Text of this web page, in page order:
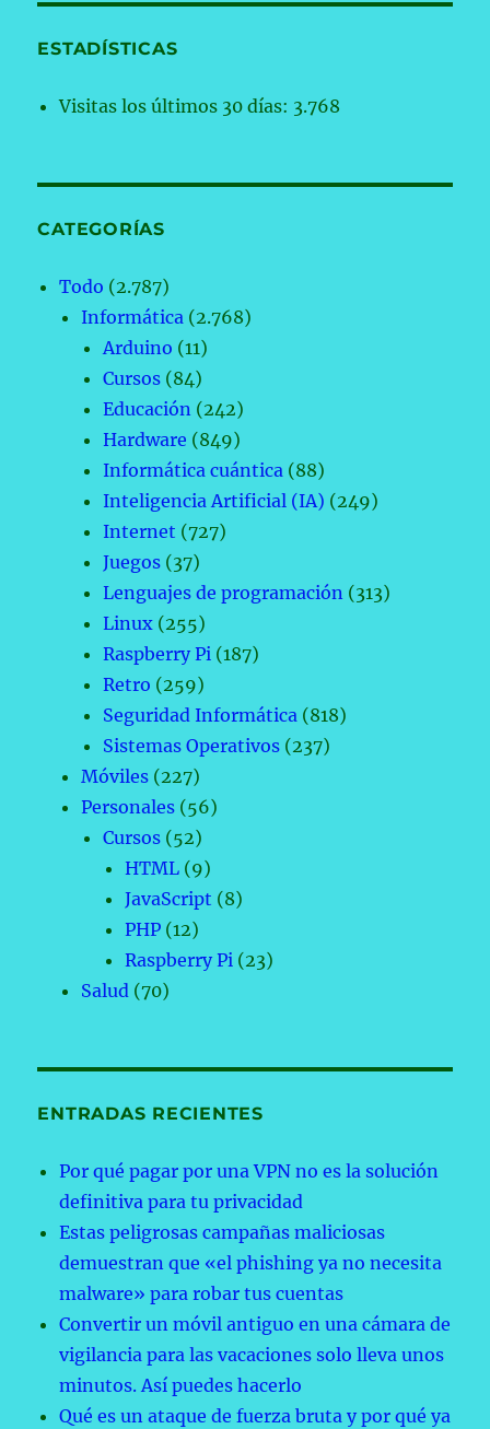
ESTADÍSTICAS
Visitas los últimos 30 días: 3.768
CATEGORÍAS
Todo (2.787)
Informática (2.768)
Arduino (11)
Cursos (84)
Educación (242)
Hardware (849)
Informática cuántica (88)
Inteligencia Artificial (IA) (249)
Internet (727)
Juegos (37)
Lenguajes de programación (313)
Linux (255)
Raspberry Pi (187)
Retro (259)
Seguridad Informática (818)
Sistemas Operativos (237)
Móviles (227)
Personales (56)
Cursos (52)
HTML (9)
JavaScript (8)
PHP (12)
Raspberry Pi (23)
Salud (70)
ENTRADAS RECIENTES
Por qué pagar por una VPN no es la solución
definitiva para tu privacidad
Estas peligrosas campañas maliciosas
demuestran que «el phishing ya no necesita
malware» para robar tus cuentas
Convertir un móvil antiguo en una cámara de
vigilancia para las vacaciones solo lleva unos
minutos. Así puedes hacerlo
Qué es un ataque de fuerza bruta y por qué ya